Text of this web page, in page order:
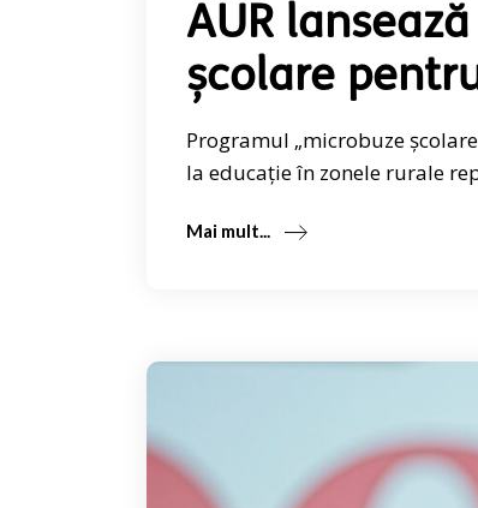
AUR
școlare
Programul „microbuze
la educație în zonele rurale
Mai mult...